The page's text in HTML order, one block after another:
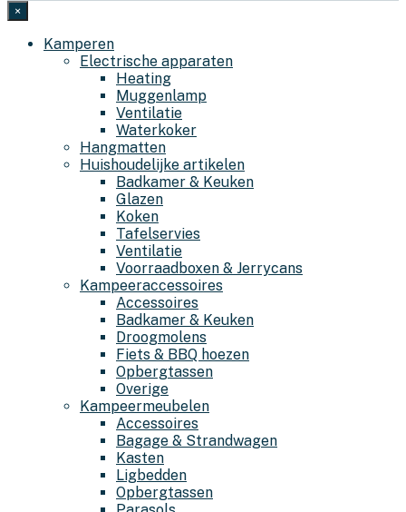
×
Kamperen
Electrische apparaten
Heating
Muggenlamp
Ventilatie
Waterkoker
Hangmatten
Huishoudelijke artikelen
Badkamer & Keuken
Glazen
Koken
Tafelservies
Ventilatie
Voorraadboxen & Jerrycans
Kampeeraccessoires
Accessoires
Badkamer & Keuken
Droogmolens
Fiets & BBQ hoezen
Opbergtassen
Overige
Kampeermeubelen
Accessoires
Bagage & Strandwagen
Kasten
Ligbedden
Opbergtassen